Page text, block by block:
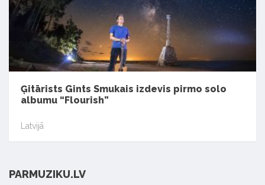
Ģitārists Gints Smukais izdevis pirmo solo
albumu “Flourish”
Latvijā
PARMUZIKU.LV